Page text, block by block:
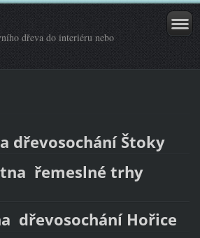
dřeva do interiéru nebo
dřevosochání Štoky
řemeslné trhy
dřevosochání Hořice